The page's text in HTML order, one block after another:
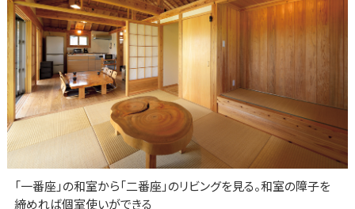
「一番座」の和室から「二番座」のリビングを見る。和室の障子を
締めれば個室使いができる